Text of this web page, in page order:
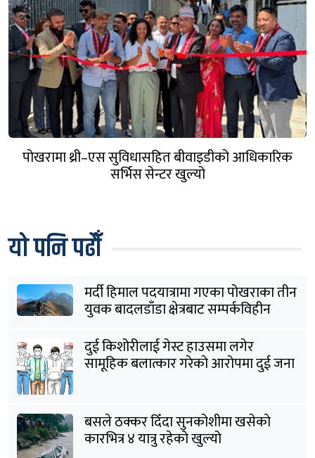
पोखरामा थ्री–एस सुविधासहित बीवाइडीको आधिकारिक
सर्भिस सेन्टर खुल्यो
यो पनि पढौँ
मर्दी हिमाल पदयात्रामा गएका पोखराका तीन
युवक बादलडाँडा क्षेत्रबाट सम्पर्कविहीन
दुई किशोरीलाई गेस्ट हाउसमा लगेर
सामूहिक बलात्कार गरेको आरोपमा दुई जना
बसले ठक्कर दिँदा सुनकोशीमा खसेकाे
कारभित्र ४ यात्रु रहेको खुल्यो